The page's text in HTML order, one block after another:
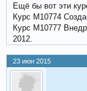
Ещё бы вот эти
Курс М10774
Курс М10777
2012.
23 июн 2015